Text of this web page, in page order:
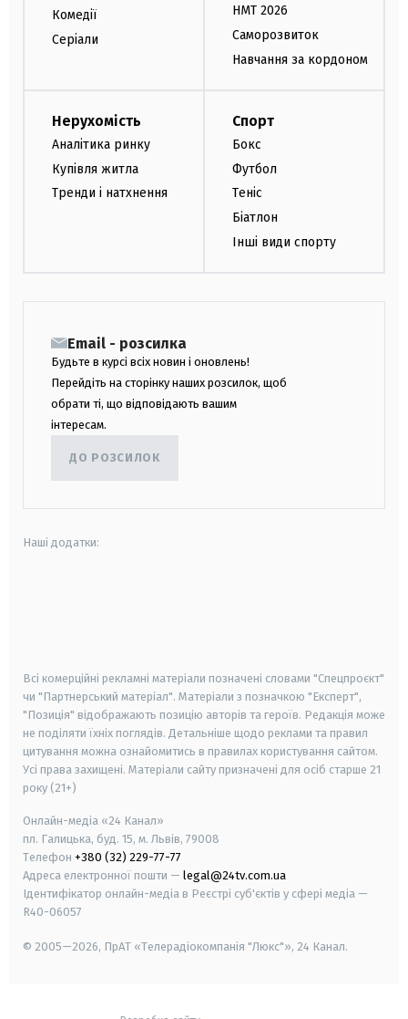
Комедії
Серіали
НМТ 2026
Саморозвиток
Навчання за кордоном
Нерухомість
Аналітика ринку
Купівля житла
Тренди і натхнення
Спорт
Бокс
Футбол
Теніс
Біатлон
Інші види спорту
Email - розсилка
Будьте в курсі всіх новин і оновлень!
Перейдіть на сторінку наших розсилок, щоб
обрати ті, що відповідають вашим
інтересам.
ДО РОЗСИЛОК
Наші додатки:
Всі комерційні рекламні матеріали позначені словами "Спецпроєкт"
чи "Партнерський матеріал". Матеріали з позначкою "Експерт",
"Позиція" відображають позицію авторів та героїв. Редакція може
не поділяти їхніх поглядів. Детальніше щодо реклами та правил
цитування можна ознайомитись в правилах користування сайтом.
Усі права захищені. Матеріали сайту призначені для осіб старше 21
року (21+)
Онлайн-медіа «24 Канал»
пл. Галицька, буд. 15, м. Львів, 79008
Телефон +380 (32) 229-77-77
Адреса електронної пошти — legal@24tv.com.ua
Ідентифікатор онлайн-медіа в Реєстрі суб'єктів у сфері медіа —
R40-06057
© 2005—2026, ПрАТ «Телерадіокомпанія "Люкс"», 24 Канал.